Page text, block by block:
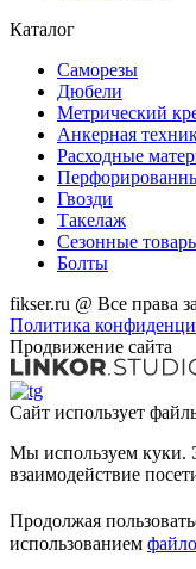
Каталог
Саморезы
Дюбели
Метрический
Анкерная
Расходные
Гвозди
Такелаж
Сезонные
Болты
fikser.ru @ Все права
Политика
Продвижение сайта
Сайт использует
Мы используем куки.
Продолжая
использованием